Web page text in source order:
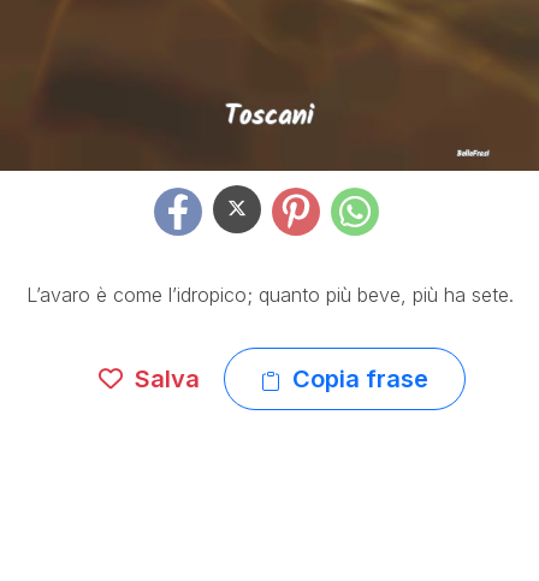
L’avaro è come l’idropico; quanto più beve, più ha sete.
Salva Copia frase